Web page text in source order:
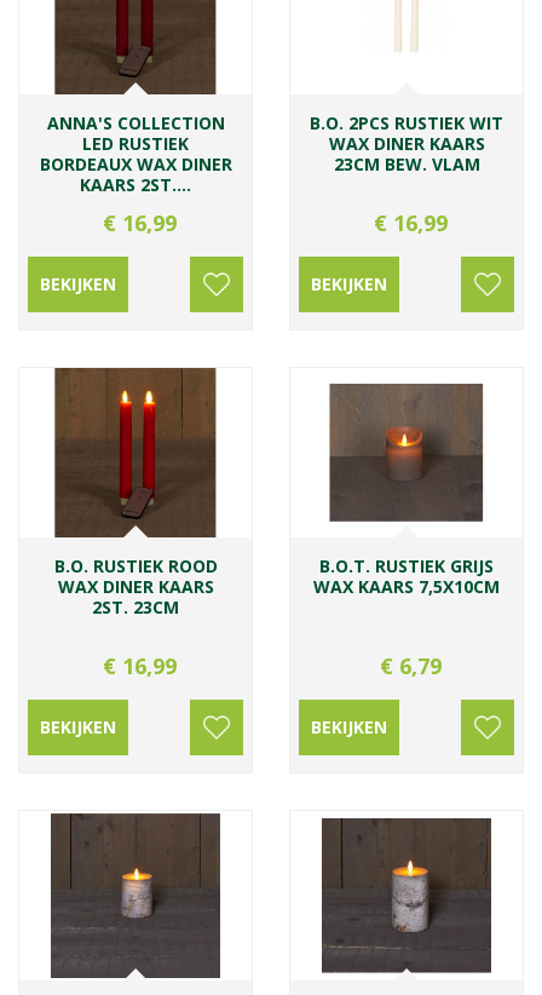
ANNA'S COLLECTION
LED RUSTIEK
BORDEAUX WAX DINER
KAARS 2ST.…
€ 16,99
BEKIJKEN
B.O. 2PCS RUSTIEK WIT
WAX DINER KAARS
23CM BEW. VLAM
€ 16,99
BEKIJKEN
B.O. RUSTIEK ROOD
WAX DINER KAARS
2ST. 23CM
€ 16,99
BEKIJKEN
B.O.T. RUSTIEK GRIJS
WAX KAARS 7,5X10CM
€ 6,79
BEKIJKEN